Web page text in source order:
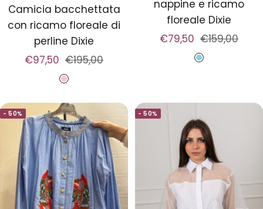
Camicia bacchettata
con ricamo floreale di
perline Dixie
Prezzo
€97,50 Prezzo
regolare
€195,00
R
o
s
a
nappine e ricamo
floreale Dixie
Prezzo
€79,50 Prezzo
regolare
€159,00
A
r
r
o
- 50% - 50%